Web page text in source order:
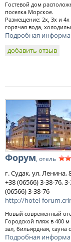
Гостевой дом
поселка Морское.
Размещение: 2х, 3х и
горячая вода,
Подробная
добавить отзыв
Форум, отель
г. Судак, ул. Ленина,
+38 (06566) 3-38-76,
(06566) 3-38-76
http://hotel-
Новый современный
Городской пляж в 400
зал, бильярдная, сауна
Подробная